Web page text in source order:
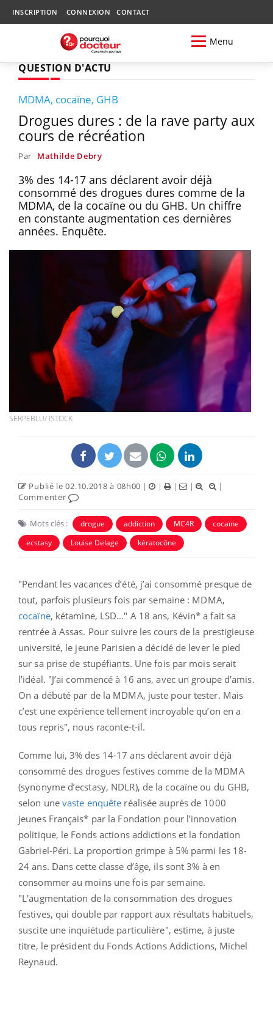
INSCRIPTION CONNEXION CONTACT
Menu
QUESTION D'ACTU
MDMA, cocaïne, GHB
Drogues dures : de la rave party aux
cours de récréation
Par Mathilde Debry
3% des 14-17 ans déclarent avoir déjà
consommé des drogues dures comme de la
MDMA, de la cocaïne ou du GHB. Un chiffre
en constante augmentation ces dernières
années. Enquête.
SERPEBLU/ ISTOCK
Publié le 02.10.2018 à 08h00 | | | |
|
Commenter
Mots clés : drogue addiction MC4R
cocaïne
ecstasy
Louise Delage kératocône
"Pendant les vacances d’été, j’ai consommé presque de
tout, parfois plusieurs fois par semaine : MDMA,
cocaïne, kétamine, LSD…" A 18 ans, Kévin* a fait sa
rentrée à Assas. Pour suivre les cours de la prestigieuse
université, le jeune Parisien a décidé de lever le pied
sur sa prise de stupéfiants. Une fois par mois serait
l’idéal. "J’ai commencé à 16 ans, avec un groupe d’amis.
On a débuté par de la MDMA, juste pour tester. Mais
c’est une expérience tellement incroyable qu’on en a
tous repris", nous raconte-t-il.
Comme lui, 3% des 14-17 ans déclarent avoir déjà
consommé des drogues festives comme de la MDMA
(synonyme d’ecstasy, NDLR), de la cocaïne ou du GHB,
selon une vaste enquête réalisée auprès de 1000
jeunes Français* par la Fondation pour l’innovation
politique, le Fonds actions addictions et la fondation
Gabriel-Péri. La proportion grimpe à 5% parmi les 18-
24 ans. Dans cette classe d’âge, ils sont 3% à en
consommer au moins une fois par semaine.
"L'augmentation de la consommation des drogues
festives, qui double par rapport aux résultats habituels,
suscite une inquiétude particulière", estime, à juste
titre, le président du Fonds Actions Addictions, Michel
Reynaud.